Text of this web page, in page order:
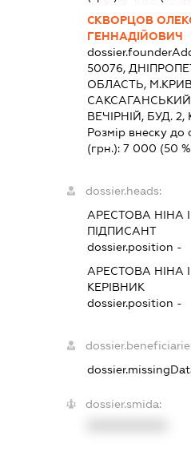
СКВОРЦОВ
ГЕННАДІЙОВИЧ
50076,
ОБЛАСТЬ,
ВЕЧІРНІЙ, БУД. 2,
Розмір внеску до
(грн.):7 000 (50
dossier.heads:
АРЕСТОВА НІНА
ПІДПИСАНТ
dossier.position -
АРЕСТОВА НІНА
КЕРІВНИК
dossier.position -
dossier.smida: